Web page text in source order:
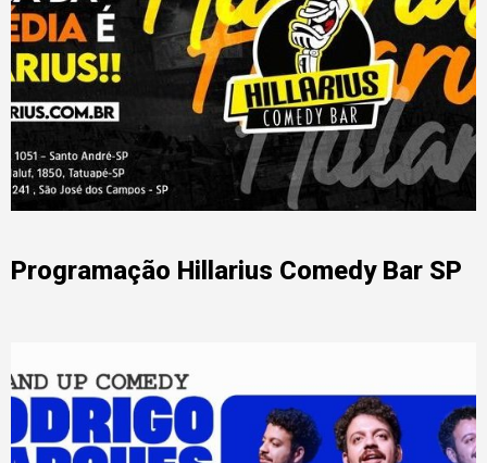
Programação Hillarius Comedy Bar SP